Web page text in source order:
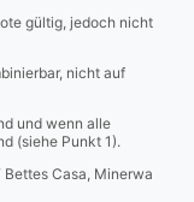
gültig, jedoch nicht
nicht auf
und wenn alle
(siehe Punkt 1).
Bettes Casa, Minerwa